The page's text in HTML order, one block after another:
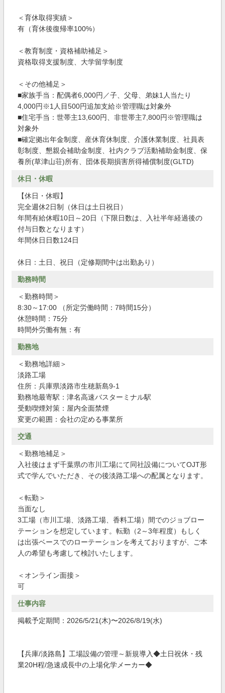
＜育休取得実績＞
有（育休後復帰率100%）
＜教育制度・資格補助補足＞
資格取得支援制度、大学留学制度
＜その他補足＞
■家族手当：配偶者6,000円／子、父母、弟妹1人当たり
4,000円※1人目500円追加支給※管理職は対象外
■住宅手当：世帯主13,600円、非世帯主7,800円※管理職は
対象外
■確定拠出年金制度、産休育休制度、介護休業制度、社員表
彰制度、懇親会補助金制度、社内クラブ活動補助金制度、保
養所(草津山荘)所有、団体長期損害所得補償制度(GLTD)
休日・休暇
【休日・休暇】
完全週休2日制（休日は土日祝日）
年間有給休暇10日～20日（下限日数は、入社半年経過後の
付与日数となります）
年間休日日数124日
休日：土日、祝日（定修期間中は出勤あり）
勤務時間
＜勤務時間＞
8:30～17:00 （所定労働時間：7時間15分）
休憩時間：75分
時間外労働有無：有
勤務地
＜勤務地詳細＞
淡路工場
住所：兵庫県淡路市生穂新島9-1
勤務地最寄駅：津名高速バスターミナル駅
受動喫煙対策：屋内全面禁煙
変更の範囲：会社の定める事業所
交通
＜勤務地補足＞
入社後はまず千葉県の市川工場にて同社設備についてOJT形
式で学んでいただき、その後淡路工場への配属となります。
＜転勤＞
当面なし
3工場（市川工場、淡路工場、香料工場）間でのジョブロー
テーションを想定しています。転勤（2～3年程度）もしく
は出張ベースでのローテーションを考えておりますが、ご本
人の希望も考慮して検討いたします。
＜オンライン面接＞
可
仕事内容
掲載予定期間：2026/5/21(木)〜2026/8/19(水)
【兵庫/淡路島】工場設備の管理～新規導入◆土日祝休・残
業20H程/急速成長中の上場化学メーカー◆